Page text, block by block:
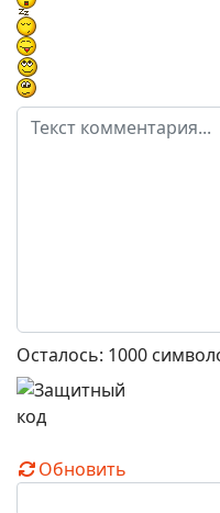
Осталось: 1000
Обновить